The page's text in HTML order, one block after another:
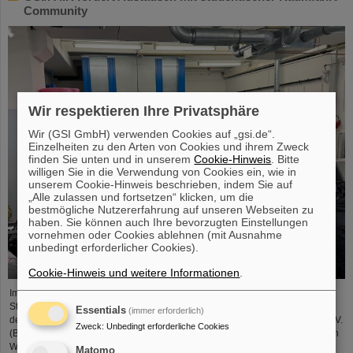
Community
Im Rahmen der BVSR-Konferenz 2026 begrüßte GSI/FAIR vor Kurzem 200
Studierende aus dem Bereich Raumfahrt und Ingenieurwissenschaften auf
dem Campus in Darmstadt. Der Bundesverband studentischer Raumfahrt e. V.
(BVSR) repräsentiert auf nationalem Level Studierendengruppen, die sich an
Weltraumprojekten beteiligen. Der Besuch bot spannende Einblicke in
Wir respektieren Ihre Privatsphäre
Wir (GSI GmbH) verwenden Cookies auf „gsi.de“.
Einzelheiten zu den Arten von Cookies und ihrem Zweck
finden Sie unten und in unseremCookie-Hinweis . Bitte
willigen Sie in die Verwendung von Cookies ein, wie in
unserem Cookie-Hinweis beschrieben, indem Sie auf
„Alle zulassen und fortsetzen“ klicken, um die
bestmögliche Nutzererfahrung auf unseren Webseiten zu
haben. Sie können auch Ihre bevorzugten Einstellungen
vornehmen oder Cookies ablehnen (mit Ausnahme
unbedingt erforderlicher Cookies).
Cookie-Hinweis und weitere Informationen
Essentials (immer erforderlich)
Zweck: Unbedingt erforderliche Cookies
Matomo